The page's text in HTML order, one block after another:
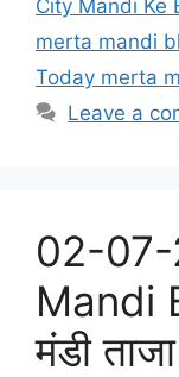
o
o
k
o
n
City Mandi Ke
merta mandi
Today merta
Leave a
02-
Mandi
मंडी